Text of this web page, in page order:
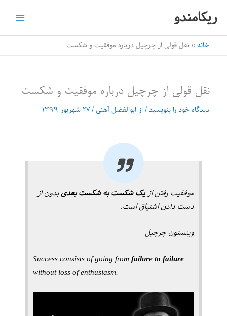
ریکامندو
خانه نقل قولی از چرچیل درباره موفقیت و شکست
نقل قولی از چرچیل درباره موفقیت و شکست
دیدگاه‌ خود را بنویسید/ از ابوالفضل آهنی/۲۷ شهریور ۱۳۹۹
موفقیت رفتن ازیک شکست به شکست بعدیبدون از
دست دادن اشتیاق است.
وینستون چرچیل
Success consists of going from failure to failure
without loss of enthusiasm.